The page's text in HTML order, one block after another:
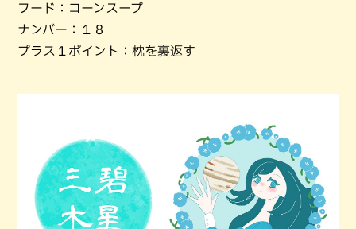
フード：コーンスープ
ナンバー：１８
プラス１ポイント：枕を裏返す